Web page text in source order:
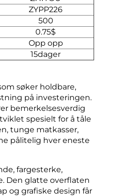
ZYPP226
500
0.75$
Opp opp
15dager
søker holdbare,
på investeringen.
bemerkelsesverdig
spesielt for å tåle
tunge matkasser,
pålitelig hver eneste
fargesterke,
Den glatte overflaten
og grafiske design får